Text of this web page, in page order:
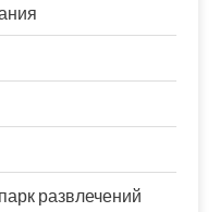
развлечений